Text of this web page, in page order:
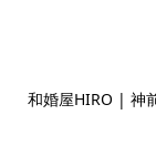
和婚屋HIRO | 神